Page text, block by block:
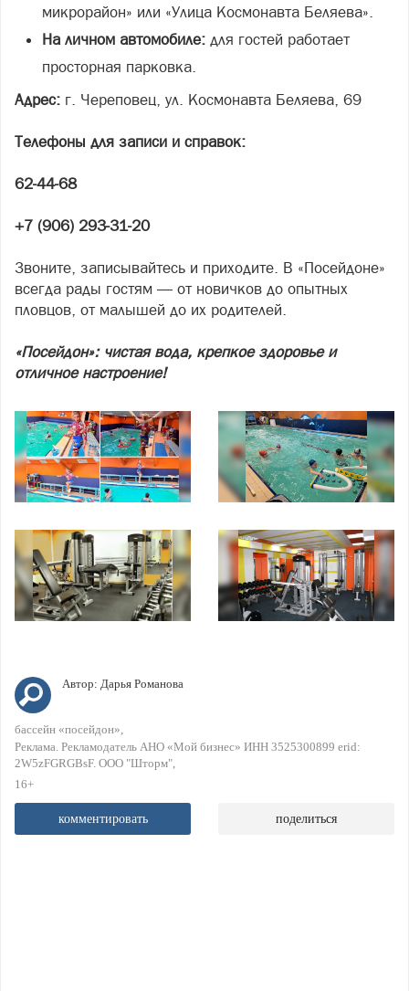
микрорайон» или «Улица Космонавта Беляева».
На личном автомобиле: для гостей работает
просторная парковка.
Адрес: г. Череповец, ул. Космонавта Беляева, 69
Телефоны для записи и справок:
62-44-68
+7 (906) 293-31-20
Звоните, записывайтесь и приходите. В «Посейдоне»
всегда рады гостям — от новичков до опытных
пловцов, от малышей до их родителей.
«Посейдон»: чистая вода, крепкое здоровье и
отличное настроение!
Автор: Дарья Романова
бассейн «посейдон»
Реклама. Рекламодатель АНО «Мой бизнес» ИНН 3525300899 erid:
2W5zFGRGBsF. ООО "Шторм"
16+
комментировать поделиться